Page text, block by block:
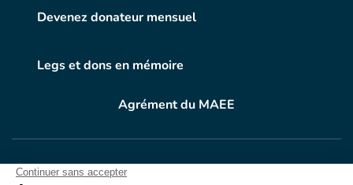
Devenez donateur mensuel
Legs et dons en mémoire
Agrément du MAEE
VOTRE DONEN ACTION